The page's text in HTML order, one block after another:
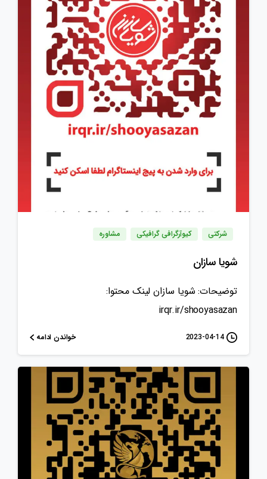
شرکتی کیوآرگرافی گرافیکی مشاوره
شویا سازان
توضیحات: شویا سازان لینک محتوا:
irqr.ir/shooyasazan
2023-04-14 خواندن ادامه